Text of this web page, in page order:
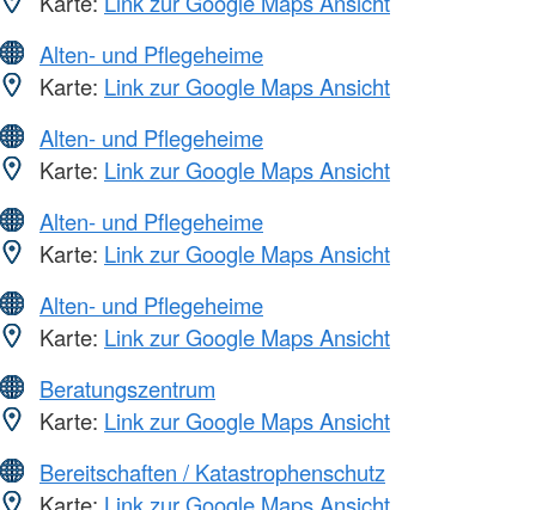
Alten- und Pflegeheime
Karte: Link zur Google Maps Ansicht
Alten- und Pflegeheime
Karte: Link zur Google Maps Ansicht
Alten- und Pflegeheime
Karte: Link zur Google Maps Ansicht
Alten- und Pflegeheime
Karte: Link zur Google Maps Ansicht
Beratungszentrum
Karte: Link zur Google Maps Ansicht
Bereitschaften / Katastrophenschutz